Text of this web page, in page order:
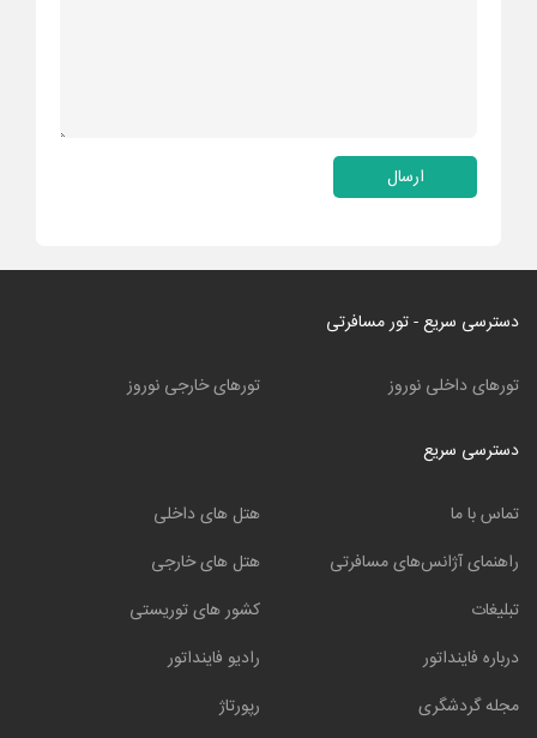
ارسال
دسترسی سریع - تور مسافرتی
تورهای داخلی نوروز تورهای خارجی نوروز
دسترسی سریع
تماس با ما
راهنمای آژانس‌های مسافرتی
تبلیغات
درباره فاینداتور
مجله گردشگری
هتل های داخلی
هتل های خارجی
کشور های توریستی
رادیو فاینداتور
رپورتاژ